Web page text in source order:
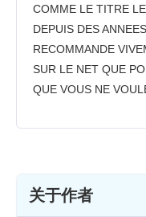
COMME LE TITRE
DEPUIS DES
RECOMMANDE
SUR LE NET QUE
QUE VOUS NE
关于作者